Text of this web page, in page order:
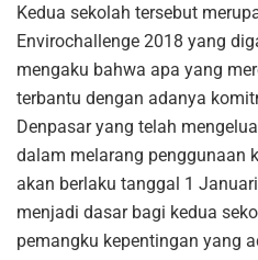
Kedua sekolah tersebut
Envirochallenge 2018 yang
mengaku bahwa apa yang
terbantu dengan adanya
Denpasar yang telah
dalam melarang penggunaan
akan berlaku tanggal 1
menjadi dasar bagi kedua
pemangku kepentingan yang